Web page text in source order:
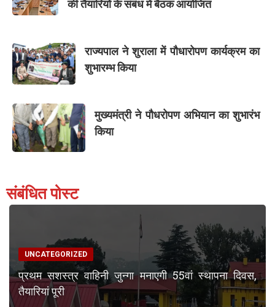
की तैयारियों के संबंध में बैठक आयोजित
राज्यपाल ने शुराला में पौधारोपण कार्यक्रम का
शुभारम्भ किया
मुख्यमंत्री ने पौधरोपण अभियान का शुभारंभ
किया
संबंधित पोस्ट
UNCATEGORIZED
प्रथम सशस्त्र वाहिनी जुन्गा मनाएगी 55वां स्थापना दिवस,
तैयारियां पूरी